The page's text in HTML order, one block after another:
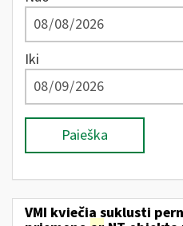
Iki
Paieška
VMI kviečia suklusti